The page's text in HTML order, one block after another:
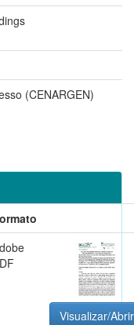
(CENARGEN)
Visualizar/Abrir